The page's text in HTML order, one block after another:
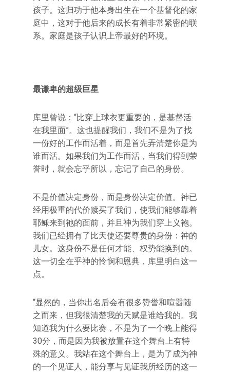
孩子。这归功于他本身出生在一个基督化的家
庭中，这对于他后来的成长有着非常紧密的联
系。家庭是孩子认识上帝最好的环境。
最谦卑的超级巨星
库里曾说：“比穿上球衣更重要的，是基督活
在我里面”。这也提醒我们，我们不是为了找
一份好的工作而活着，而是首先弄清楚你是为
谁而活。如果我们为工作而活，当我们得到荣
誉时，就会忘乎所以，忘记了自己的身份。
不是价值决定身份，而是身份决定价值。神已
经用极重的代价赎买了我们，使我们能够靠着
耶稣来到祂的面前，并且神为我们穿上义袍。
我们已经拥有了比天使还要尊贵的身份：神的
儿女。这身份不是任何才能、权势能换到的。
这一切全在乎神的怜悯和恩典，库里明白这一
点。
“显然的，当你出名后会有很多赞誉和喧嚣随
之而来，但我很清楚我的天赋是谁给我的。我
知道我为什么要比赛，不是为了一个晚上能得
30分，而是因为我被放置在这个舞台上有特
殊的意义。我站在这个舞台上，是为了成为神
的一个见证人，能分享与见证我所经历的这一